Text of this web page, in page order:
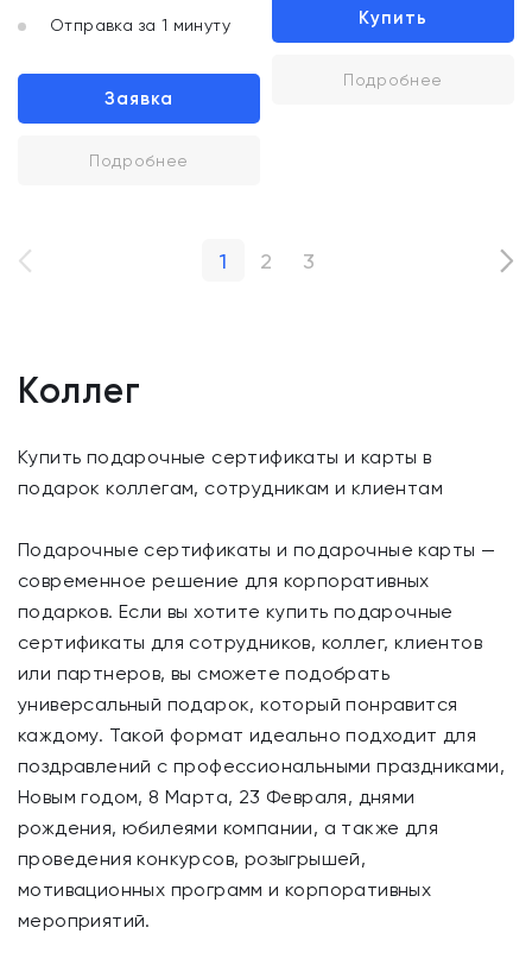
Отправка за 1 минуту
Заявка
Подробнее
Купить
Подробнее
1 2 3
Коллег
Купить подарочные сертификаты и карты в
подарок коллегам, сотрудникам и клиентам
Подарочные сертификаты и подарочные карты —
современное решение для корпоративных
подарков. Если вы хотите купить подарочные
сертификаты для сотрудников, коллег, клиентов
или партнеров, вы сможете подобрать
универсальный подарок, который понравится
каждому. Такой формат идеально подходит для
поздравлений с профессиональными праздниками,
Новым годом, 8 Марта, 23 Февраля, днями
рождения, юбилеями компании, а также для
проведения конкурсов, розыгрышей,
мотивационных программ и корпоративных
мероприятий.